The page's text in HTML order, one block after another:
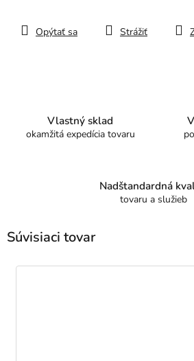
Opýtať sa Strážiť
Vlastný sklad
okamžitá expedícia tovaru
Nadštandardná
tovaru a služieb
Súvisiaci tovar